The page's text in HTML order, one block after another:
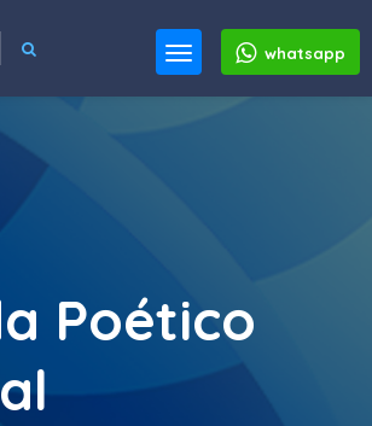
whatsapp
Poético